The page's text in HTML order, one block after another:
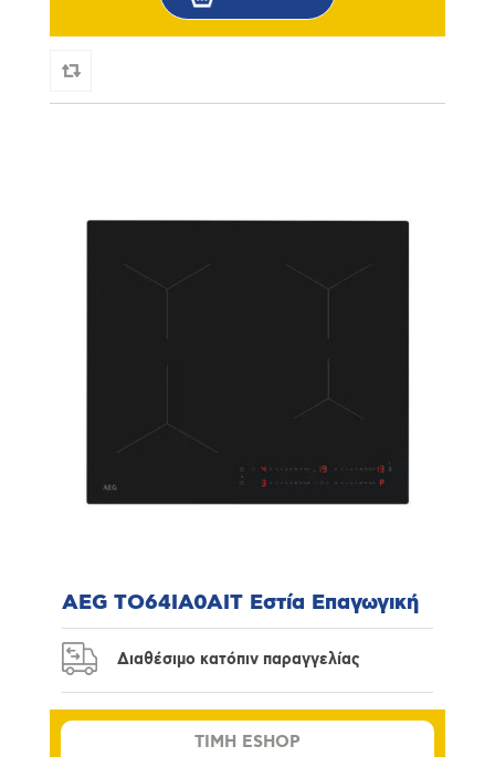
AEG TO64IA0AIT Εστία Επαγωγική
Διαθέσιμο κατόπιν παραγγελίας
TIMH ESHOP